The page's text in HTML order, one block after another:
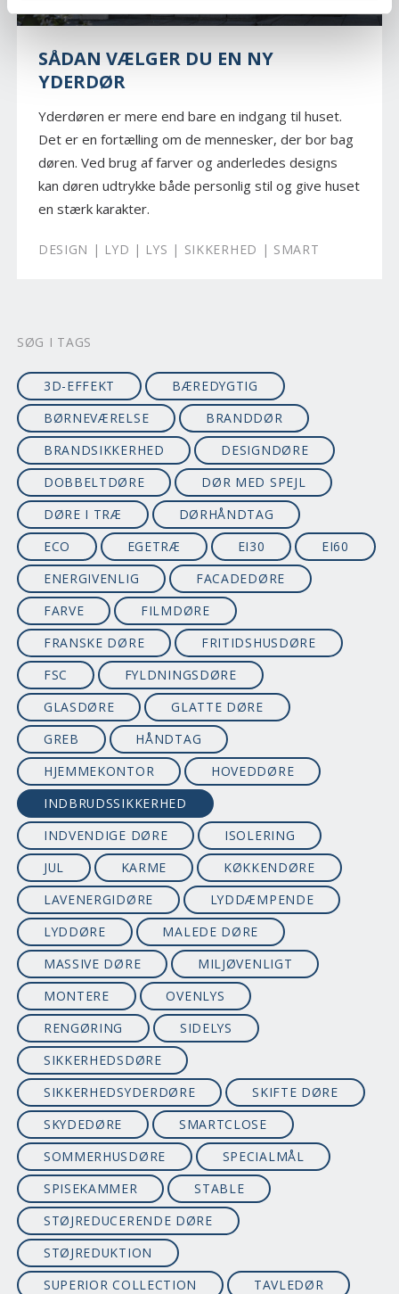
SÅDAN VÆLGER DU EN NY
YDERDØR
Yderdøren er mere end bare en indgang til huset.
Det er en fortælling om de mennesker, der bor bag
døren. Ved brug af farver og anderledes designs
kan døren udtrykke både personlig stil og give huset
en stærk karakter.
DESIGN | LYD | LYS | SIKKERHED | SMART
SØG I TAGS
3D-EFFEKT
BÆREDYGTIG
BØRNEVÆRELSE
BRANDDØR
BRANDSIKKERHED
DESIGNDØRE
DOBBELTDØRE
DØR MED SPEJL
DØRE I TRÆ
DØRHÅNDTAG
ECO
EGETRÆ EI30
EI60
ENERGIVENLIG
FACADEDØRE
FARVE
FILMDØRE
FRANSKE DØRE
FRITIDSHUSDØRE
FSC
FYLDNINGSDØRE
GLASDØRE
GLATTE DØRE
GREB
HÅNDTAG
HJEMMEKONTOR
HOVEDDØRE
INDBRUDSSIKKERHED
INDVENDIGE DØRE
ISOLERING
JUL
KARME
KØKKENDØRE
LAVENERGIDØRE
LYDDÆMPENDE
LYDDØRE
MALEDE DØRE
MASSIVE DØRE
MILJØVENLIGT
MONTERE
OVENLYS
RENGØRING
SIDELYS
SIKKERHEDSDØRE
SIKKERHEDSYDERDØRE
SKIFTE DØRE
SKYDEDØRE
SMARTCLOSE
SOMMERHUSDØRE
SPECIALMÅL
SPISEKAMMER
STABLE
STØJREDUCERENDE DØRE
STØJREDUKTION
SUPERIOR COLLECTION
TAVLEDØR